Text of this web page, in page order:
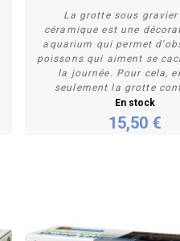
Acheter
La grotte sous gravier
céramique est une
aquarium qui permet
poissons qui aiment se
la journée. Pour cela,
seulement la grotte
En stock
15,50 €